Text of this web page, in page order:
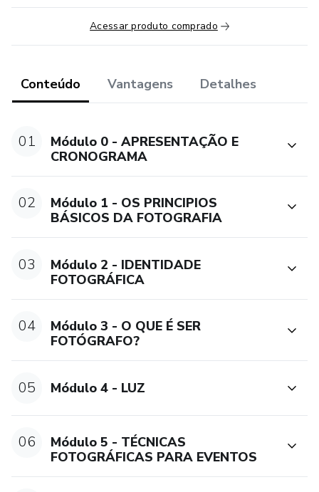
Acessar produto comprado
Conteúdo Vantagens Detalhes
01
Módulo 0 - APRESENTAÇÃO E
CRONOGRAMA
02
Módulo 1 - OS PRINCIPIOS
BÁSICOS DA FOTOGRAFIA
03
Módulo 2 - IDENTIDADE
FOTOGRÁFICA
04
Módulo 3 - O QUE É SER
FOTÓGRAFO?
05 Módulo 4 - LUZ
06
Módulo 5 - TÉCNICAS
FOTOGRÁFICAS PARA EVENTOS